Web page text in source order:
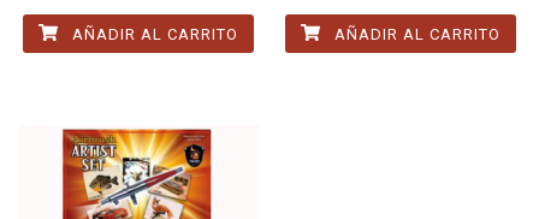
AÑADIR AL CARRITO AÑADIR AL CARRITO